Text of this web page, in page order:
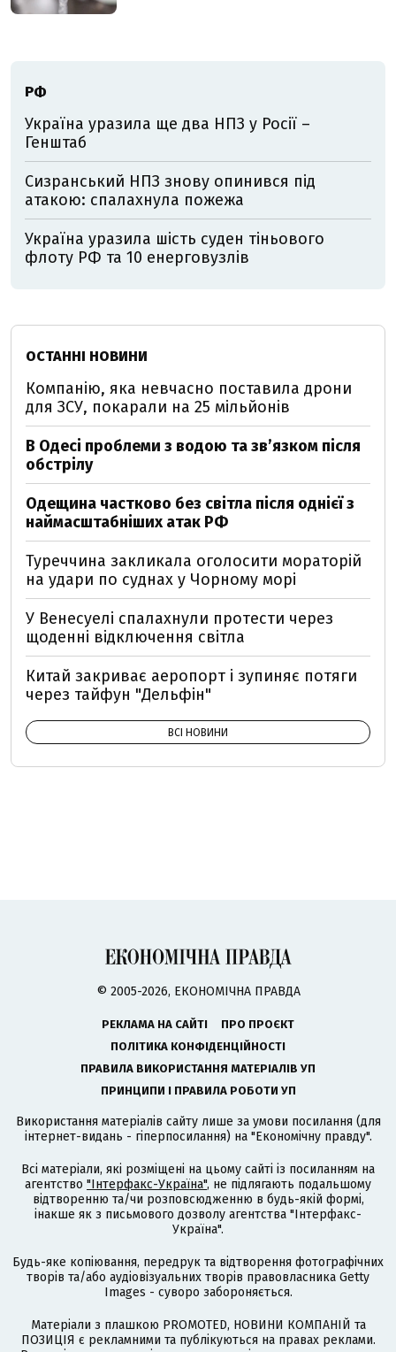
РФ
Україна уразила ще два НПЗ у Росії –
Генштаб
Сизранський НПЗ знову опинився під
атакою: спалахнула пожежа
Україна уразила шість суден тіньового
флоту РФ та 10 енерговузлів
ОСТАННІ НОВИНИ
Компанію, яка невчасно поставила дрони
для ЗСУ, покарали на 25 мільйонів
В Одесі проблеми з водою та звʼязком після
обстрілу
Одещина частково без світла після однієї з
наймасштабніших атак РФ
Туреччина закликала оголосити мораторій
на удари по суднах у Чорному морі
У Венесуелі спалахнули протести через
щоденні відключення світла
Китай закриває аеропорт і зупиняє потяги
через тайфун "Дельфін"
ВСІ НОВИНИ
© 2005-2026, ЕКОНОМІЧНА ПРАВДА
РЕКЛАМА НА САЙТІ
ПРО ПРОЄКТ
ПОЛІТИКА КОНФІДЕНЦІЙНОСТІ
ПРАВИЛА ВИКОРИСТАННЯ МАТЕРІАЛІВ УП
ПРИНЦИПИ І ПРАВИЛА РОБОТИ УП
Використання матеріалів сайту лише за умови посилання (для
інтернет-видань - гіперпосилання) на "Економічну правду".
Всі матеріали, які розміщені на цьому сайті із посиланням на
агентство "Інтерфакс-Україна", не підлягають подальшому
відтворенню та/чи розповсюдженню в будь-якій формі,
інакше як з письмового дозволу агентства "Інтерфакс-
Україна".
Будь-яке копіювання, передрук та відтворення фотографічних
творів та/або аудіовізуальних творів правовласника Getty
Images - суворо забороняється.
Матеріали з плашкою PROMOTED, НОВИНИ КОМПАНІЙ та
ПОЗИЦІЯ є рекламними та публікуються на правах реклами.